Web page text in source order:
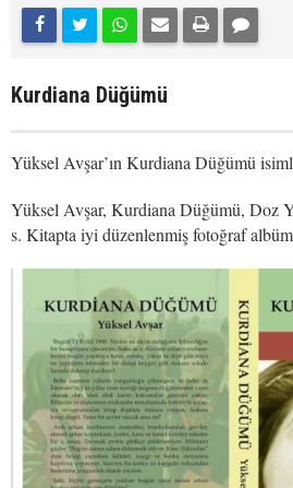
Kurdiana Düğümü
Yüksel Avşar’ın Kurdiana Düğümü
Yüksel Avşar, Kurdiana Düğümü, Doz
s. Kitapta iyi düzenlenmiş fotoğraf